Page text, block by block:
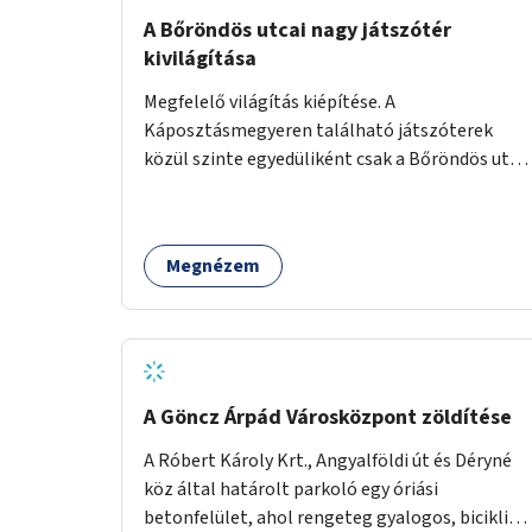
A Bőröndös utcai nagy játszótér
kivilágítása
Megfelelő világítás kiépítése. A
Káposztásmegyeren található játszóterek
közül szinte egyedüliként csak a Bőröndös utca
miatt a őszi és téli hónapokban nem lehet ide
járni a gyerekekkel.
Megnézem
A Göncz Árpád Városközpont zöldítése
A Róbert Károly Krt., Angyalföldi út és Déryné
köz által határolt parkoló egy óriási
betonfelület, ahol rengeteg gyalogos, biciklis